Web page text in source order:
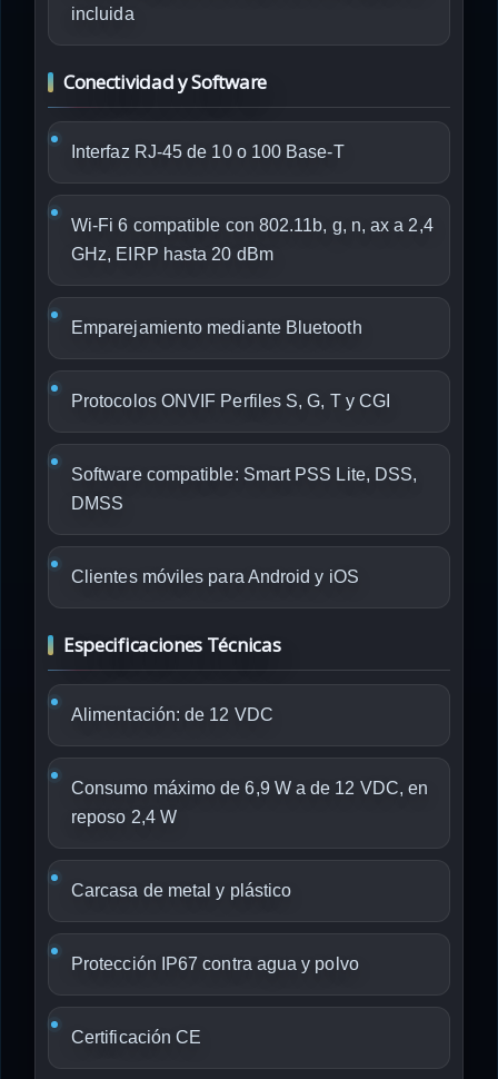
incluida
Conectividad y Software
Interfaz RJ-45 de 10 o 100 Base-T
Wi-Fi 6 compatible con 802.11b, g, n, ax a 2,4
GHz, EIRP hasta 20 dBm
Emparejamiento mediante Bluetooth
Protocolos ONVIF Perfiles S, G, T y CGI
Software compatible: Smart PSS Lite, DSS,
DMSS
Clientes móviles para Android y iOS
Especificaciones Técnicas
Alimentación: de 12 VDC
Consumo máximo de 6,9 W a de 12 VDC, en
reposo 2,4 W
Carcasa de metal y plástico
Protección IP67 contra agua y polvo
Certificación CE